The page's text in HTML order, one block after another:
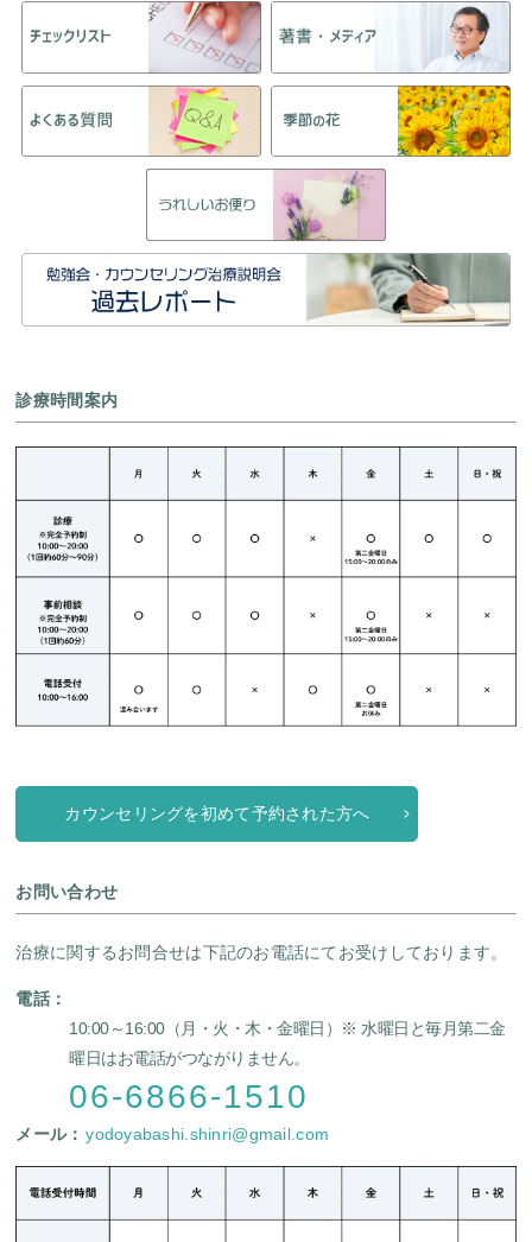
診療時間案内
カウンセリングを初めて予約された方へ
お問い合わせ
治療に関するお問合せは下記のお電話にてお受けしております。
電話：
10:00～16:00（月・火・木・金曜日）
※ 水曜日と毎月第二金
曜日はお電話がつながりません。
06-6866-1510
メール： yodoyabashi.shinri@gmail.com